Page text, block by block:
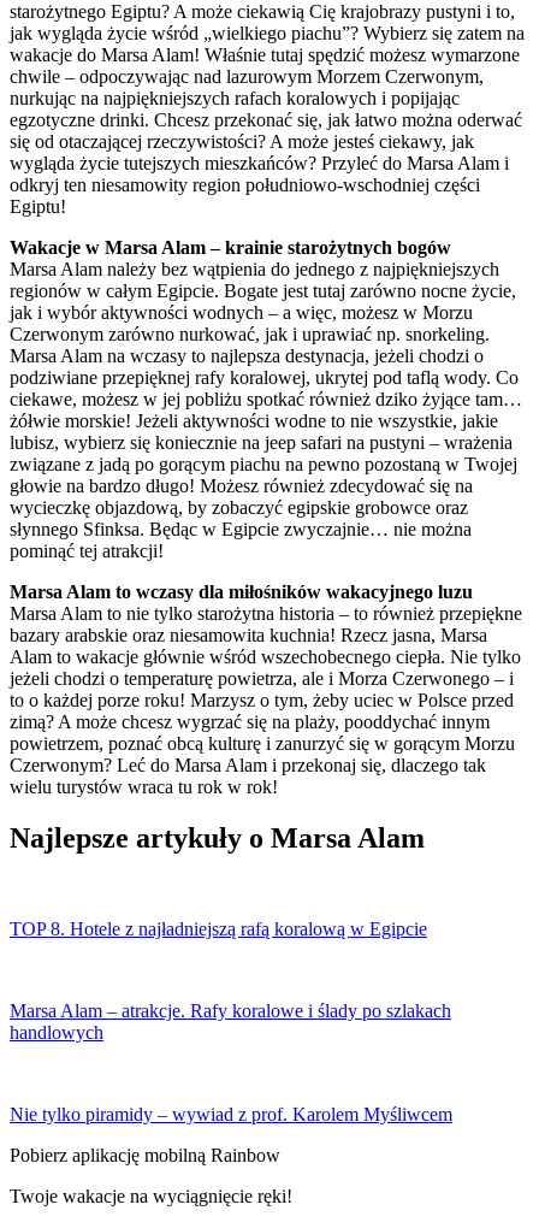
starożytnego Egiptu? A może ciekawią Cię krajobrazy pustyni i to,
jak wygląda życie wśród „wielkiego piachu”? Wybierz się zatem na
wakacje do Marsa Alam! Właśnie tutaj spędzić możesz wymarzone
chwile – odpoczywając nad lazurowym Morzem Czerwonym,
nurkując na najpiękniejszych rafach koralowych i popijając
egzotyczne drinki. Chcesz przekonać się, jak łatwo można oderwać
się od otaczającej rzeczywistości? A może jesteś ciekawy, jak
wygląda życie tutejszych mieszkańców? Przyleć do Marsa Alam i
odkryj ten niesamowity region południowo-wschodniej części
Egiptu!
Wakacje w Marsa Alam – krainie starożytnych bogów
Marsa Alam należy bez wątpienia do jednego z najpiękniejszych
regionów w całym Egipcie. Bogate jest tutaj zarówno nocne życie,
jak i wybór aktywności wodnych – a więc, możesz w Morzu
Czerwonym zarówno nurkować, jak i uprawiać np. snorkeling.
Marsa Alam na wczasy to najlepsza destynacja, jeżeli chodzi o
podziwiane przepięknej rafy koralowej, ukrytej pod taflą wody. Co
ciekawe, możesz w jej pobliżu spotkać również dziko żyjące tam…
żółwie morskie! Jeżeli aktywności wodne to nie wszystkie, jakie
lubisz, wybierz się koniecznie na jeep safari na pustyni – wrażenia
związane z jadą po gorącym piachu na pewno pozostaną w Twojej
głowie na bardzo długo! Możesz również zdecydować się na
wycieczkę objazdową, by zobaczyć egipskie grobowce oraz
słynnego Sfinksa. Będąc w Egipcie zwyczajnie… nie można
pominąć tej atrakcji!
Marsa Alam to wczasy dla miłośników wakacyjnego luzu
Marsa Alam to nie tylko starożytna historia – to również przepiękne
bazary arabskie oraz niesamowita kuchnia! Rzecz jasna, Marsa
Alam to wakacje głównie wśród wszechobecnego ciepła. Nie tylko
jeżeli chodzi o temperaturę powietrza, ale i Morza Czerwonego – i
to o każdej porze roku! Marzysz o tym, żeby uciec w Polsce przed
zimą? A może chcesz wygrzać się na plaży, pooddychać innym
powietrzem, poznać obcą kulturę i zanurzyć się w gorącym Morzu
Czerwonym? Leć do Marsa Alam i przekonaj się, dlaczego tak
wielu turystów wraca tu rok w rok!
Najlepsze artykuły o Marsa Alam
TOP 8. Hotele z najładniejszą rafą koralową w Egipcie
Marsa Alam – atrakcje. Rafy koralowe i ślady po szlakach
handlowych
Nie tylko piramidy – wywiad z prof. Karolem Myśliwcem
Pobierz aplikację mobilną Rainbow
Twoje wakacje na wyciągnięcie ręki!